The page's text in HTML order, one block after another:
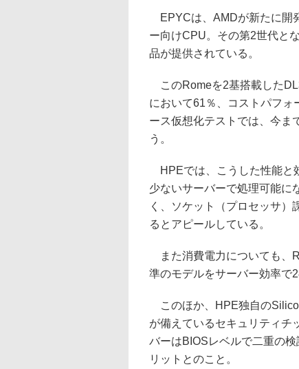
EPYCは、AMDが新たに開
ー向けCPU。その第2世代と
品が提供されている。
このRomeを2基搭載した
において61％、コストパフォ
ース仮想化テストでは、今ま
う。
HPEでは、こうした性能と
少ないサーバーで処理可能に
く、ソケット（プロセッサ）
るとアピールしている。
また消費電力についても、
準のモデルをサーバー効率で
このほか、HPE独自の
が備えているセキュリティチ
バーはBIOSレベルで二重の
リットとのこと。